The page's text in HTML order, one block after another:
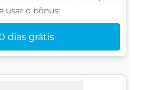
usar o bônus:
dias grátis